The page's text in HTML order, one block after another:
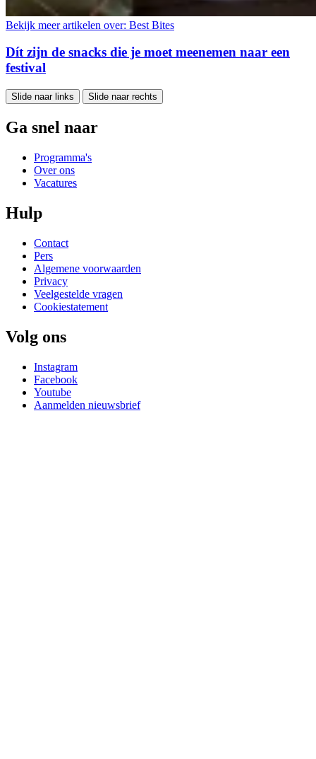
Bekijk meer artikelen over: Best Bites
Dít zijn de snacks die je moet meenemen naar een
festival
Slide naar links Slide naar rechts
Ga snel naar
Programma's
Over ons
Vacatures
Hulp
Contact
Pers
Algemene voorwaarden
Privacy
Veelgestelde vragen
Cookiestatement
Volg ons
Instagram
Facebook
Youtube
Aanmelden nieuwsbrief